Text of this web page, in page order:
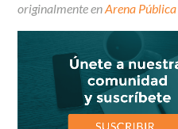
originalmente enArena Pública